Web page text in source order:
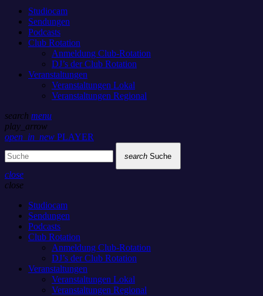
Studiocam
Sendungen
Podcasts
Club Rotation
Anmeldung Club-Rotation
DJ’s der Club Rotation
Veranstaltungen
Veranstaltungen Lokal
Veranstaltungen Regional
search menu
play_arrow
open_in_new PLAYER
search Suche
close
close
Studiocam
Sendungen
Podcasts
Club Rotation
Anmeldung Club-Rotation
DJ’s der Club Rotation
Veranstaltungen
Veranstaltungen Lokal
Veranstaltungen Regional